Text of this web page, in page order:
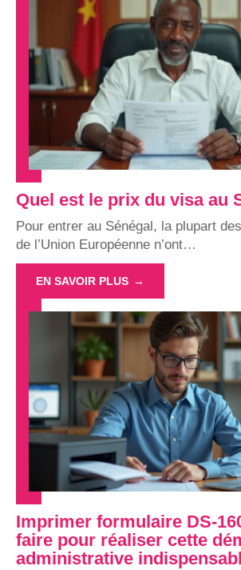
Quel est le prix du visa au
Pour entrer au Sénégal, la plupart
de l’Union Européenne n’ont…
EN SAVOIR PLUS
Imprimer formulaire DS-
faire pour réaliser cette
administrative